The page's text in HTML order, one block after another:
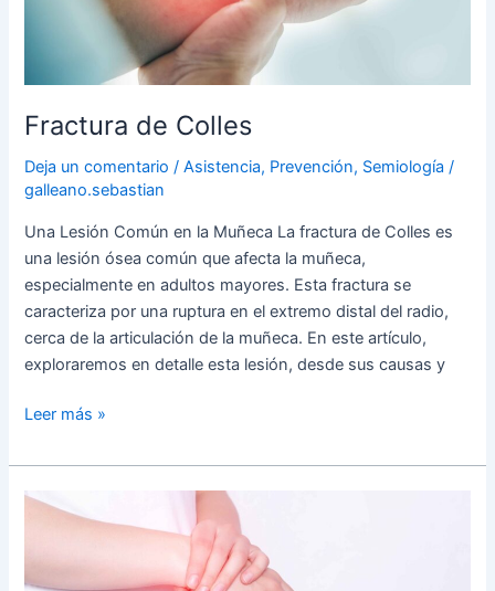
Fractura de Colles
Deja un comentario /Asistencia, Prevención, Semiología /
galleano.sebastian
Una Lesión Común en la Muñeca La fractura de Colles es
una lesión ósea común que afecta la muñeca,
especialmente en adultos mayores. Esta fractura se
caracteriza por una ruptura en el extremo distal del radio,
cerca de la articulación de la muñeca. En este artículo,
exploraremos en detalle esta lesión, desde sus causas y
Leer más »
Traumatismo
y